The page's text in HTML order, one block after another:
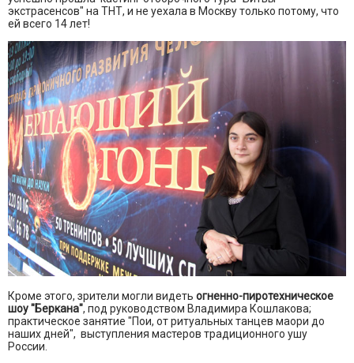
экстрасенсов" на ТНТ, и не уехала в Москву только потому, что
ей всего 14 лет!
Кроме этого, зрители могли видеть огненно-пиротехническое
шоу "Беркана", под руководством Владимира Кошлакова;
практическое занятие "Пои, от ритуальных танцев маори до
наших дней", выступления мастеров традиционного ушу
России.